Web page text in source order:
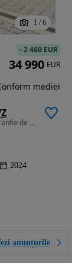
1 / 6
1498 cm3 • 272 CP • Unic propietar, stare perfecta, garantie de producator
2024
anunțurile
-2 460 EUR
34 990 EUR
mediei